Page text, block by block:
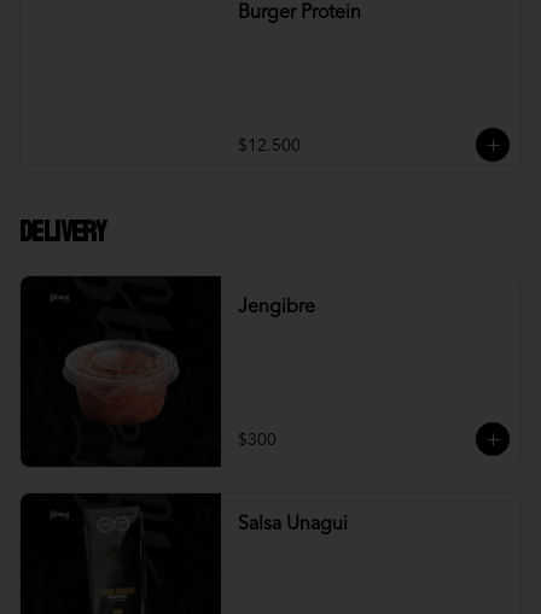
Burger Protein
$12.500
DELIVERY
Jengibre
$300
Salsa Unagui